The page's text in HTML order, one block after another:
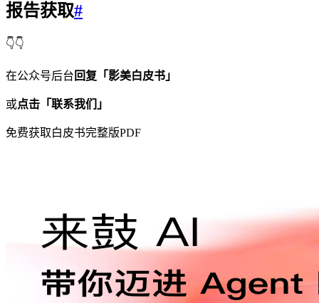
报告获取#
👇👇
在公众号后台 回复「影美白皮书」
或点击 「联系我们」
免费获取白皮书完整版PDF